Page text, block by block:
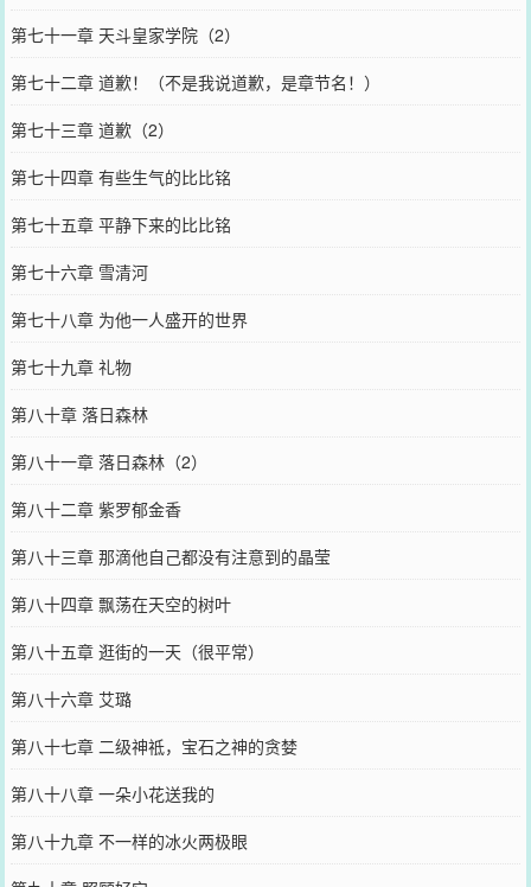
第七十一章 天斗皇家学院（2）
第七十二章 道歉！（不是我说道歉，是章节名！）
第七十三章 道歉（2）
第七十四章 有些生气的比比铭
第七十五章 平静下来的比比铭
第七十六章 雪清河
第七十八章 为他一人盛开的世界
第七十九章 礼物
第八十章 落日森林
第八十一章 落日森林（2）
第八十二章 紫罗郁金香
第八十三章 那滴他自己都没有注意到的晶莹
第八十四章 飘荡在天空的树叶
第八十五章 逛街的一天（很平常）
第八十六章 艾璐
第八十七章 二级神祗，宝石之神的贪婪
第八十八章 一朵小花送我的
第八十九章 不一样的冰火两极眼